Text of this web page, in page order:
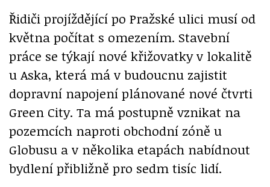
Řidiči projíždějící po Pražské ulici musí od
května počítat s omezením. Stavební
práce se týkají nové křižovatky v lokalitě
u Aska, která má v budoucnu zajistit
dopravní napojení plánované nové čtvrti
Green City. Ta má postupně vznikat na
pozemcích naproti obchodní zóně u
Globusu a v několika etapách nabídnout
bydlení přibližně pro sedm tisíc lidí.